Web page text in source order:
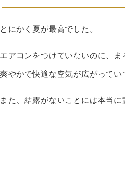
とにかく夏が最高でした。
エアコンをつけていないのに、
爽やかで快適な空気が広がってい
また、結露がないことには本当に